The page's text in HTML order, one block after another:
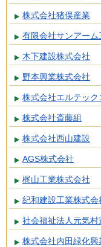
株式会社猪俣産業
有限会社サンアーム
木下建設株式会社
野本興業株式会社
株式会社エルテッ
株式会社斎藤組
株式会社西山建設
AGS株式会社
梶山工業株式会社
紀和建設工業株式会
社会福祉法人元気
株式会社内田緑化興